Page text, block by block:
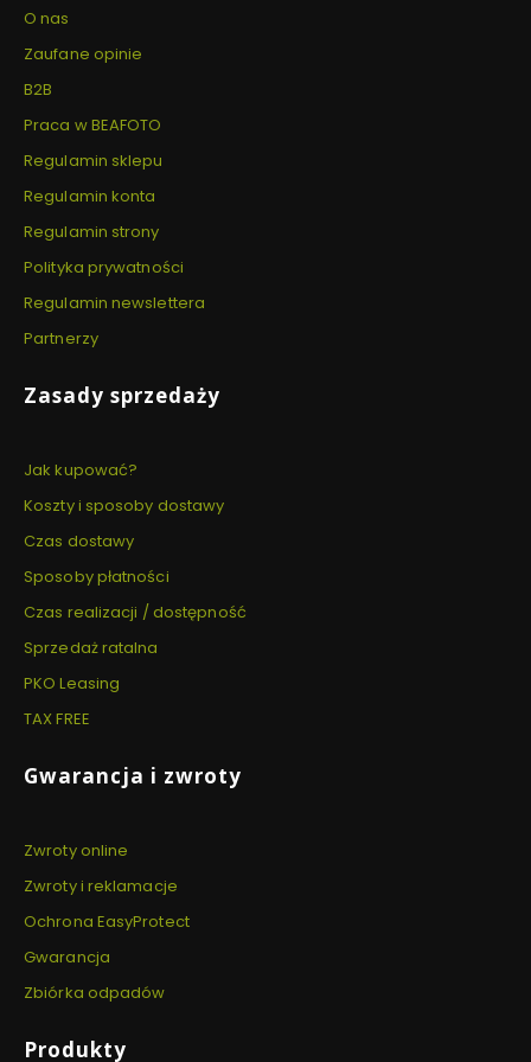
O nas
Zaufane opinie
B2B
Praca w BEAFOTO
Regulamin sklepu
Regulamin konta
Regulamin strony
Polityka prywatności
Regulamin newslettera
Partnerzy
Zasady sprzedaży
Jak kupować?
Koszty i sposoby dostawy
Czas dostawy
Sposoby płatności
Czas realizacji / dostępność
Sprzedaż ratalna
PKO Leasing
TAX FREE
Gwarancja i zwroty
Zwroty online
Zwroty i reklamacje
Ochrona EasyProtect
Gwarancja
Zbiórka odpadów
Produkty